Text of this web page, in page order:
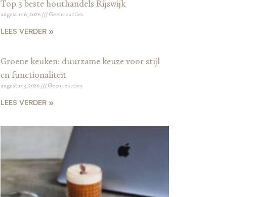
Top 3 beste houthandels Rijswijk
augustus 6, 2026 Geen reacties
LEES VERDER »
Groene keuken: duurzame keuze voor stijl
en functionaliteit
augustus 3, 2026 Geen reacties
LEES VERDER »